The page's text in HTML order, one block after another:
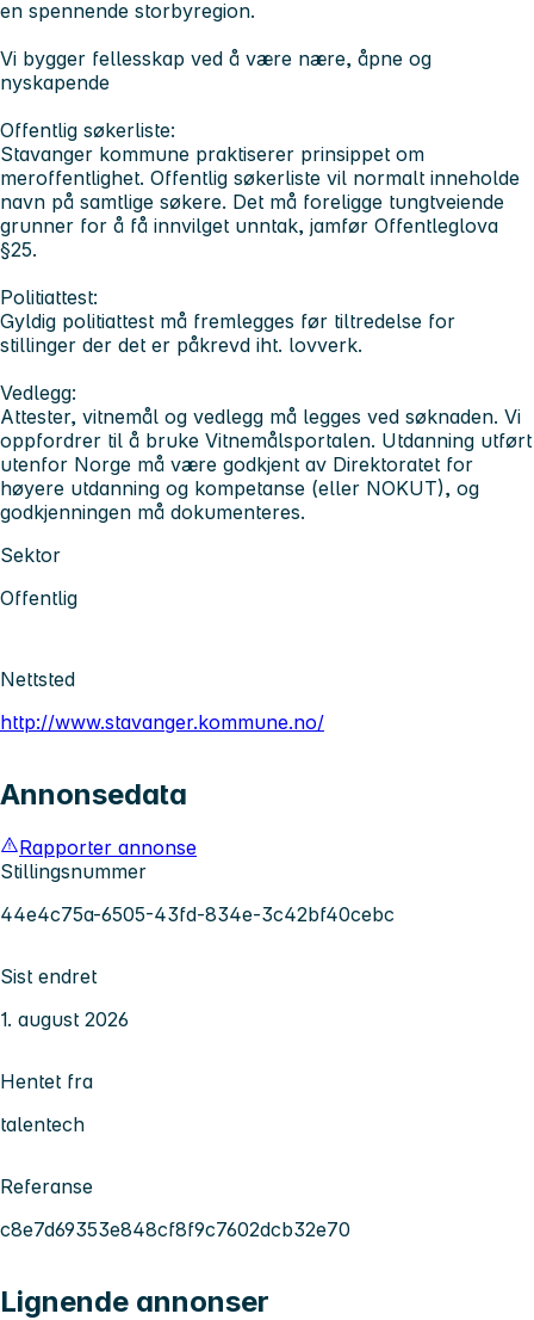
en spennende storbyregion.
Vi bygger fellesskap ved å være nære, åpne og
nyskapende
Offentlig søkerliste:
Stavanger kommune praktiserer prinsippet om
meroffentlighet. Offentlig søkerliste vil normalt inneholde
navn på samtlige søkere. Det må foreligge tungtveiende
grunner for å få innvilget unntak, jamfør Offentleglova
§25.
Politiattest:
Gyldig politiattest må fremlegges før tiltredelse for
stillinger der det er påkrevd iht. lovverk.
Vedlegg:
Attester, vitnemål og vedlegg må legges ved søknaden. Vi
oppfordrer til å bruke Vitnemålsportalen. Utdanning utført
utenfor Norge må være godkjent av Direktoratet for
høyere utdanning og kompetanse (eller NOKUT), og
godkjenningen må dokumenteres.
Sektor
Offentlig
Nettsted
http://www.stavanger.kommune.no/
Annonsedata
Rapporter annonse
Stillingsnummer
44e4c75a-6505-43fd-834e-3c42bf40cebc
Sist endret
1. august 2026
Hentet fra
talentech
Referanse
c8e7d69353e848cf8f9c7602dcb32e70
Lignende annonser